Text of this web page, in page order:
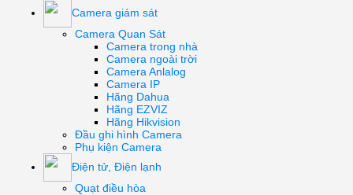
Camera giám sát
Camera Quan Sát
Camera trong nhà
Camera ngoài trời
Camera Anlalog
Camera IP
Hãng Dahua
Hãng EZVIZ
Hãng Hikvision
Đầu ghi hình Camera
Phụ kiện Camera
Điện tử, Điện lạnh
Quạt điều hòa